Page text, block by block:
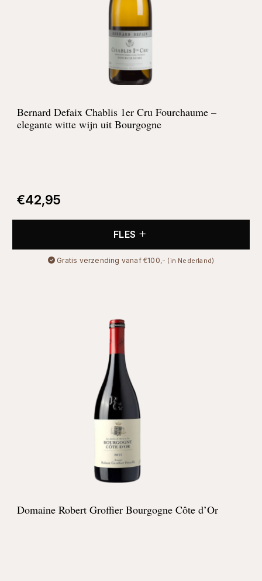
Bernard Defaix Chablis 1er Cru Fourchaume –
elegante witte wijn uit Bourgogne
€42,95
FLES
Gratis verzending vanaf €100,- (in Nederland)
Domaine Robert Groffier Bourgogne Côte d’Or